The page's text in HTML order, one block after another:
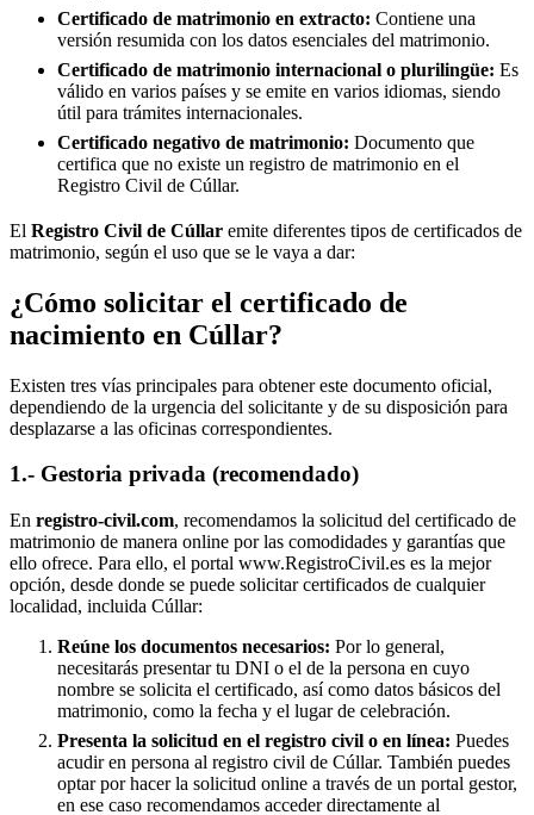
Certificado de matrimonio en extracto: Contiene una
versión resumida con los datos esenciales del matrimonio.
Certificado de matrimonio internacional o plurilingüe: Es
válido en varios países y se emite en varios idiomas, siendo
útil para trámites internacionales.
Certificado negativo de matrimonio: Documento que
certifica que no existe un registro de matrimonio en el
Registro Civil de Cúllar.
El Registro Civil de Cúllar emite diferentes tipos de certificados de
matrimonio, según el uso que se le vaya a dar:
¿Cómo solicitar el certificado de
nacimiento en Cúllar?
Existen tres vías principales para obtener este documento oficial,
dependiendo de la urgencia del solicitante y de su disposición para
desplazarse a las oficinas correspondientes.
1.- Gestoria privada (recomendado)
En registro-civil.com, recomendamos la solicitud del certificado de
matrimonio de manera online por las comodidades y garantías que
ello ofrece. Para ello, el portal www.RegistroCivil.es es la mejor
opción, desde donde se puede solicitar certificados de cualquier
localidad, incluida Cúllar:
Reúne los documentos necesarios: Por lo general,
necesitarás presentar tu DNI o el de la persona en cuyo
nombre se solicita el certificado, así como datos básicos del
matrimonio, como la fecha y el lugar de celebración.
Presenta la solicitud en el registro civil o en línea: Puedes
acudir en persona al registro civil de Cúllar. También puedes
optar por hacer la solicitud online a través de un portal gestor,
en ese caso recomendamos acceder directamente al